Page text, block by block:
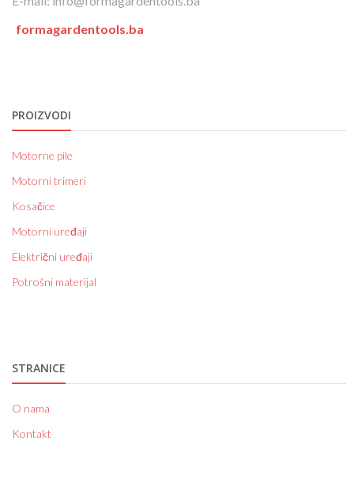
formagardentools.ba
PROIZVODI
Motorne pile
Motorni trimeri
Kosačice
Motorni uređaji
Električni uređaji
Potrošni materijal
STRANICE
O nama
Kontakt